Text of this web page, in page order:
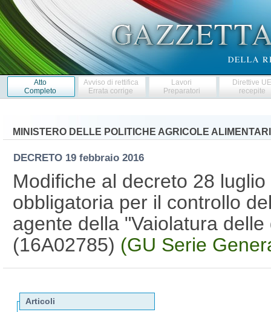
Atto
Completo
Avviso di rettifica
Errata corrige
Lavori
Preparatori
Direttive
recepite
MINISTERO DELLE POLITICHE AGRICOLE
DECRETO 19 febbraio 2016
Modifiche al decreto 28
obbligatoria per il controllo
agente della "Vaiolatura
(16A02785) (GU Serie